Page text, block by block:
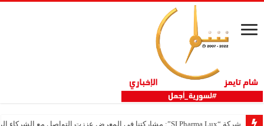
شركة “SI Pharma Lux”: مشاركتنا في المعرض عززت التواصل مع الشركاء المحليين والدوليين